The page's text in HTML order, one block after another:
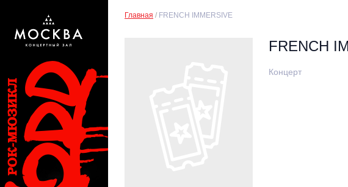
Главная FRENCH IMMERSIVE
FRENCH
Концерт